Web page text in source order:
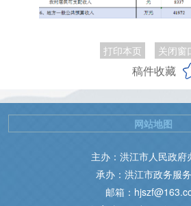
打印本页 关闭窗
稿件收藏
主办：洪江市人民政府
承办：洪江市政务服
邮箱：
网站地图